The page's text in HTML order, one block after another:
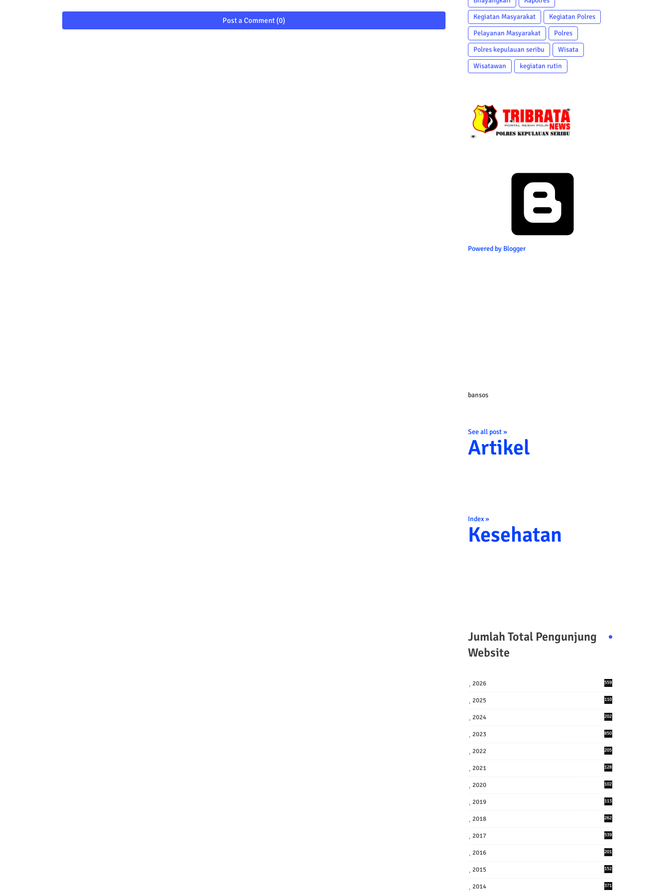
Post a Comment (0)
Kegiatan Masyarakat
Kegiatan Polres
Pelayanan Masyarakat
Polres
Polres kepulauan seribu
Wisata
Wisatawan
kegiatan rutin
Powered by Blogger
bansos
See all post »
Artikel
Index »
Kesehatan
Jumlah Total Pengunjung
Website
2026 559
2025
110
2024
202
2023 850
2022
205
2021
128
2020
102
2019
113
2018
262
2017
539
2016
201
2015 152
2014 371